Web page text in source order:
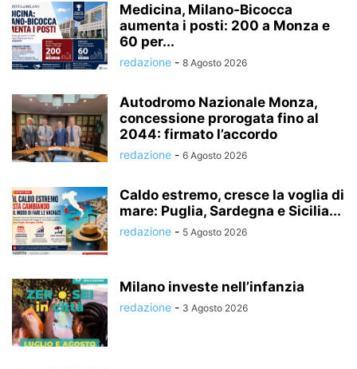
Medicina, Milano-Bicocca
aumenta i posti: 200 a Monza e
60 per...
redazione - 8 Agosto 2026
Autodromo Nazionale Monza,
concessione prorogata fino al
2044: firmato l’accordo
redazione - 6 Agosto 2026
Caldo estremo, cresce la voglia di
mare: Puglia, Sardegna e Sicilia...
redazione - 5 Agosto 2026
Milano investe nell’infanzia
redazione - 3 Agosto 2026